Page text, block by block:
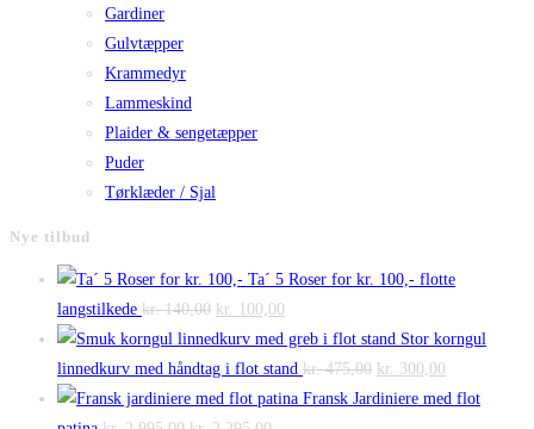
Gardiner
Gulvtæpper
Krammedyr
Lammeskind
Plaider & sengetæpper
Puder
Tørklæder / Sjal
Nye tilbud
Ta´ 5 Roser for kr. 100,- flotte
langstilkede kr.140,00 Den
oprindelige
pris
var:
kr. 100,00
aktuelle
pris
er:
Stor korngul
linnedkurv med håndtag i flot stand kr.475,00 Den
oprindelige
kr. 300,00
aktuelle
Fransk Jardiniere med flot